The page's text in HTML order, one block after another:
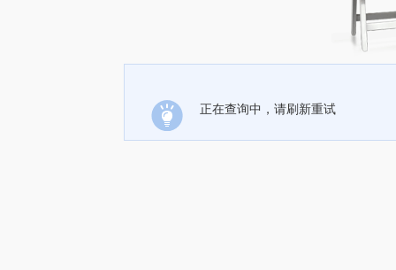
正在查询中，请刷新重试